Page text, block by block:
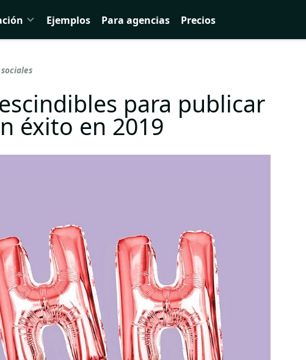
Ejemplos Para agencias Precios
para publicar
éxito en 2019